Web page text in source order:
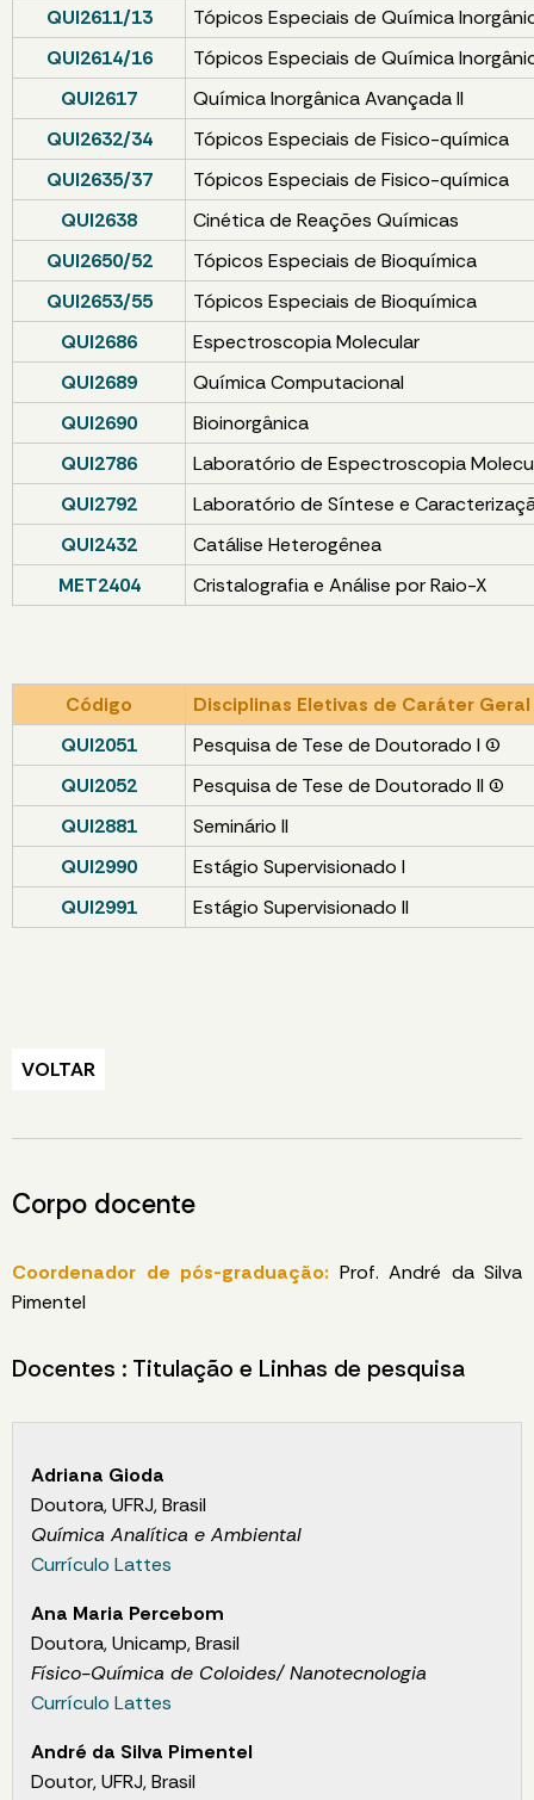
QUI2611/13
Tópicos Especiais de Química
QUI2614/16
Tópicos Especiais de Química
QUI2617
Química Inorgânica Avançada II
QUI2632/34
Tópicos Especiais de Fisico-química
QUI2635/37
Tópicos Especiais de Fisico-química
QUI2638
Cinética de Reações Químicas
QUI2650/52
Tópicos Especiais de Bioquímica
QUI2653/55
Tópicos Especiais de Bioquímica
QUI2686
Espectroscopia Molecular
QUI2689
Química Computacional
QUI2690
Bioinorgânica
QUI2786
Laboratório de Espectroscopia
QUI2792
Laboratório de Síntese e
QUI2432
Catálise Heterogênea
MET2404
Cristalografia e Análise por Raio-X
Código
Disciplinas Eletivas de Caráter Geral
QUI2051
Pesquisa de Tese de Doutorado I (1)
QUI2052
Pesquisa de Tese de Doutorado II (1)
QUI2881
Seminário II
QUI2990
Estágio Supervisionado I
QUI2991
Estágio Supervisionado II
VOLTAR
Corpo docente
Coordenador de pós-graduação: Prof. André da Silva
Pimentel
Docentes : Titulação e Linhas de pesquisa
Adriana Gioda
Doutora, UFRJ, Brasil
Química Analítica e Ambiental
Currículo Lattes
Ana Maria Percebom
Doutora, Unicamp, Brasil
Físico-Química de Coloides/ Nanotecnologia
Currículo Lattes
André da Silva Pimentel
Doutor, UFRJ, Brasil